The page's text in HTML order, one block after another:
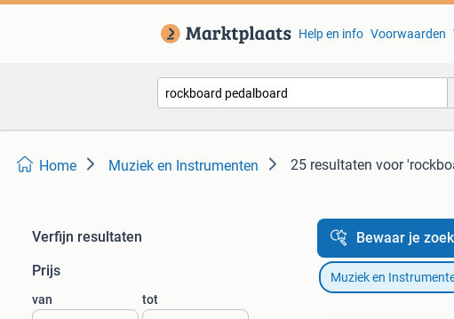
Help en info Voorwaarden
Home Muziek en Instrumenten 25 resultaten voor
Verfijn resultaten
Prijs
van tot
Bewaar je
Muziek en